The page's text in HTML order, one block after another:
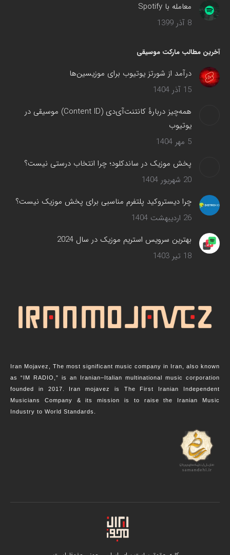
معامله با Spotify
8 آذر 1399
آخرین مطالب مارکت موسیقی
درآمد از شورتز یوتیوب برای موزیسین‌ها
15 آذر 1404
همه‌چیز دربارهٔ کانتنت‌آی‌دی (Content ID) موسیقی در
یوتیوب
5 مهر 1404
پخش موزیک در ساندکلود؛ چرا انتخاب درستی نیست؟
20 شهریور 1404
چرا دیستروکید پلتفرم مناسبی برای پخش موزیک نیست؟
26 اردیبهشت 1404
بهترین سرویس‌ استریم موزیک در سال 2024
18 تیر 1403
Iran Mojavez, The most significant music company in Iran, also known
as “IM RADIO,” is an Iranian–Italian multinational music corporation
founded in 2017. Iran mojavez is The First Iranian Independent
Musicians Company & its mission is to raise the Iranian Music
Industry to World Standards.